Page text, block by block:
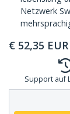
Netzwerk
€ 52,35 EUR
Support auf